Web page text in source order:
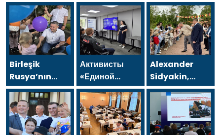
Birleşik
Rusya’nın
girişimiyle
Yoshkar-
Ola’da bir aile
festivali
Активисты
«Единой
России»
провели в
Набережных
Челнах
Alexander
Sidyakin,
Voronezh
Bölgesi’ndeki
iyileştirme
projelerinin